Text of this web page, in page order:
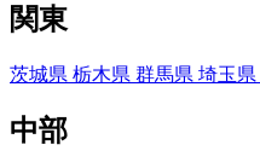
関東
茨城県 栃木県 群馬県 埼玉県
中部